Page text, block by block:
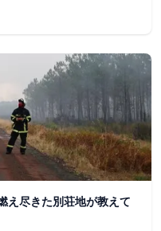
え尽きた別荘地が教えて